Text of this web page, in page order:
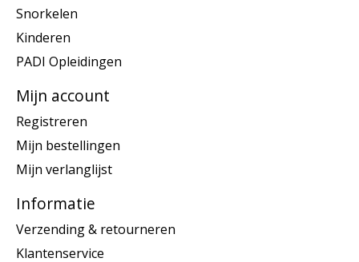
Snorkelen
Kinderen
PADI Opleidingen
Mijn account
Registreren
Mijn bestellingen
Mijn verlanglijst
Informatie
Verzending & retourneren
Klantenservice